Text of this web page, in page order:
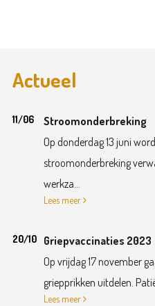
Actueel
11/06
Stroomonderbreking
Op donderdag 13 juni
stroomonderbreking
werkza...
Lees meer
20/10
Griepvaccinaties 2023
Op vrijdag 17 november
griepprikken uitdelen.
Lees meer